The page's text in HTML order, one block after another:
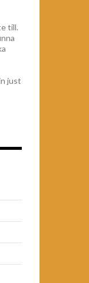
till.
just